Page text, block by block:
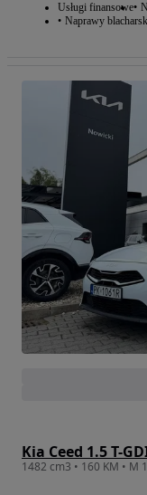
Usługi finansowe
Naprawy
Kia Ceed 1.5 T-